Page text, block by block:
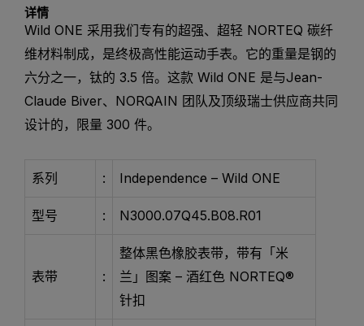
详情
Wild ONE 采用我们专有的超强、超轻 NORTEQ 碳纤
维材料制成，是终极高性能运动手表。它的重量是钢的
六分之一，钛的 3.5 倍。这款 Wild ONE 是与Jean-
Claude Biver、NORQAIN 团队及顶级瑞士供应商共同
设计的，限量 300 件。
系列 : Independence – Wild ONE
型号 : N3000.07Q45.B08.R01
表带 :
整体黑色橡胶表带，带有「米
兰」图案 – 酒红色 NORTEQ®
针扣